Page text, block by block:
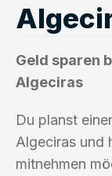
Geld sparen
Algeciras
Du planst
Algeciras und
mitnehmen